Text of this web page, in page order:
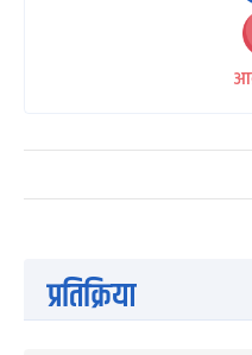
प्रतिक्रिया